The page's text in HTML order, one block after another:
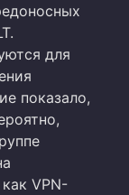
для
показало,
VPN-